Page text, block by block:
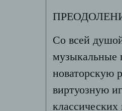
Со всей
музыкальные
новаторскую
виртуозную